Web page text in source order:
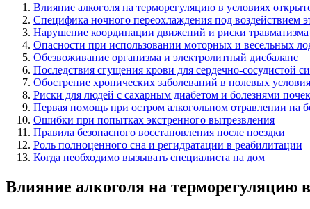
Влияние алкоголя на терморегуляцию в условиях
Специфика ночного переохлаждения под воздействием
Нарушение координации движений и риски
Опасности при использовании моторных и весельных
Обезвоживание организма и электролитный дисбаланс
Последствия сгущения крови для сердечно-сосудистой
Обострение хронических заболеваний в полевых
Риски для людей с сахарным диабетом и болезнями почек
Первая помощь при остром алкогольном отравлении на
Ошибки при попытках экстренного вытрезвления
Правила безопасного восстановления после поездки
Роль полноценного сна и регидратации в реабилитации
Когда необходимо вызывать специалиста на дом
Влияние алкоголя на терморегуляцию